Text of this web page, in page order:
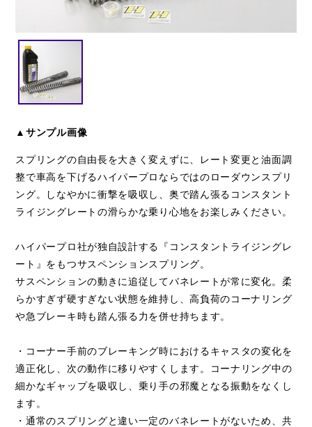
▲サンプル画像
スプリングの自由長を大きく変えずに、レート変更と油面調
整で車高を下げるハイパープロならではのローダウンスプリ
ング。しなやかに衝撃を吸収し、奥で踏ん張るコンスタント
ライジングレートの滑らかな乗り心地をお楽しみください。
ハイパープロ社が独自設計する『コンスタントライジングレ
ート』をもつサスペンションスプリング。
サスペンションの動きに追従してバネレートが常に変化。柔
らかすぎず硬すぎない状態を維持し、高負荷のコーナリング
や急ブレーキ時も踏ん張る力を併せ持ちます。
・コーナー手前のブレーキング時におけるキャスタの変化を
適正化し、次の動作に移りやすくします。コーナリング中の
細かなギャップを吸収し、乗り手の邪魔となる振動をなくし
ます。
・通常のスプリングと違い一定のバネレートがないため、共